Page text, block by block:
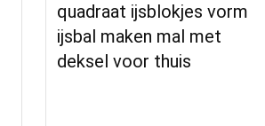
quadraat ijsblokjes vorm
ijsbal maken mal met
deksel voor thuis